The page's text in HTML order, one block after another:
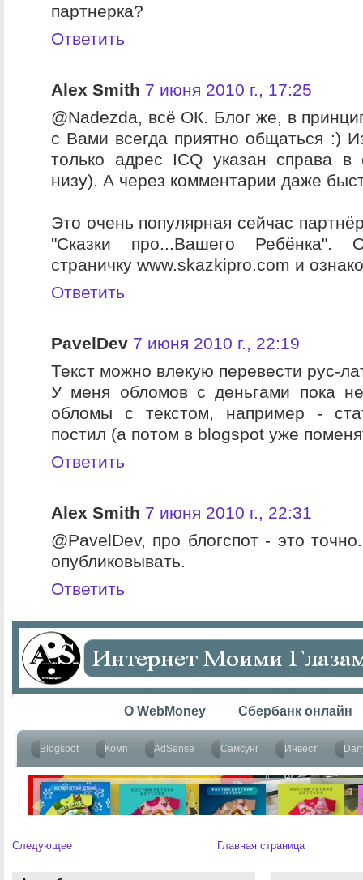
партнерка?
Ответить
Alex Smith 7 июня 2010 г., 17:25
@Nadezda, всё ОК. Блог же, в
с Вами всегда приятно общаться :)
только адрес ICQ указан справа в
низу). А через комментарии даже
Это очень популярная сейчас
"Сказки про...Вашего Ребёнка".
страничку www.skazkipro.com и
Ответить
PavelDev 7 июня 2010 г., 22:19
Текст можно влекую перевести рус-
У меня обломов с деньгами пока
обломы с текстом, например -
постил (а потом в blogspot уже
Ответить
Alex Smith 7 июня 2010 г., 22:31
@PavelDev, про блогспот - это
опубликовывать.
Ответить
Следующее Главная страница